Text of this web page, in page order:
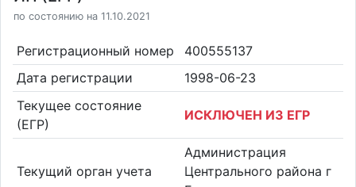
по состоянию на 11.10.2021
Регистрационный номер
400555137
Дата регистрации
1998-06-23
Текущее состояние
(ЕГР)
ИСКЛЮЧЕН ИЗ ЕГР
Текущий орган учета
Администрация
Центрального района г